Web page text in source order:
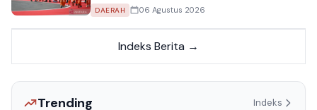
DAERAH 06 Agustus 2026
Indeks Berita →
Trending Indeks